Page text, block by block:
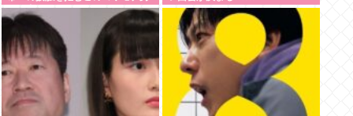
は何者？